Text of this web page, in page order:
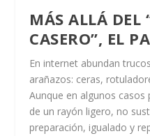
MÁS ALLÁ DEL
CASERO”, EL
En internet abundan
arañazos: ceras,
Aunque en algunos casos
de un rayón ligero, no
preparación, igualado y